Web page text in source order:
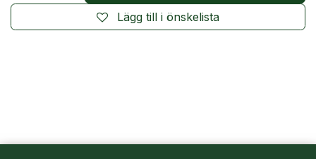
Lägg till i önskelista